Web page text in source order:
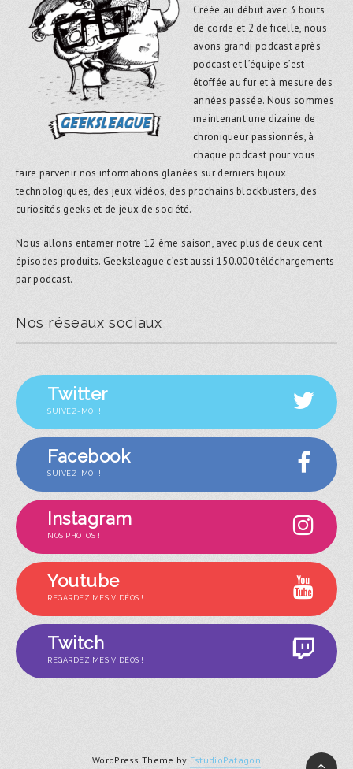
Créée au début avec 3 bouts
de corde et 2 de ficelle, nous
avons grandi podcast après
podcast et l’équipe s’est
étoffée au fur et à mesure des
années passée. Nous sommes
maintenant une dizaine de
chroniqueur passionnés, à
chaque podcast pour vous
faire parvenir nos informations glanées sur derniers bijoux
technologiques, des jeux vidéos, des prochains blockbusters, des
curiosités geeks et de jeux de société.
Nous allons entamer notre 12 ème saison, avec plus de deux cent
épisodes produits. Geeksleague c’est aussi 150.000 téléchargements
par podcast.
Nos réseaux sociaux
Twitter
SUIVEZ-MOI !
Facebook
SUIVEZ-MOI !
Instagram
NOS PHOTOS !
Youtube
REGARDEZ MES VIDÉOS !
Twitch
REGARDEZ MES VIDÉOS !
WordPress Theme by EstudioPatagon